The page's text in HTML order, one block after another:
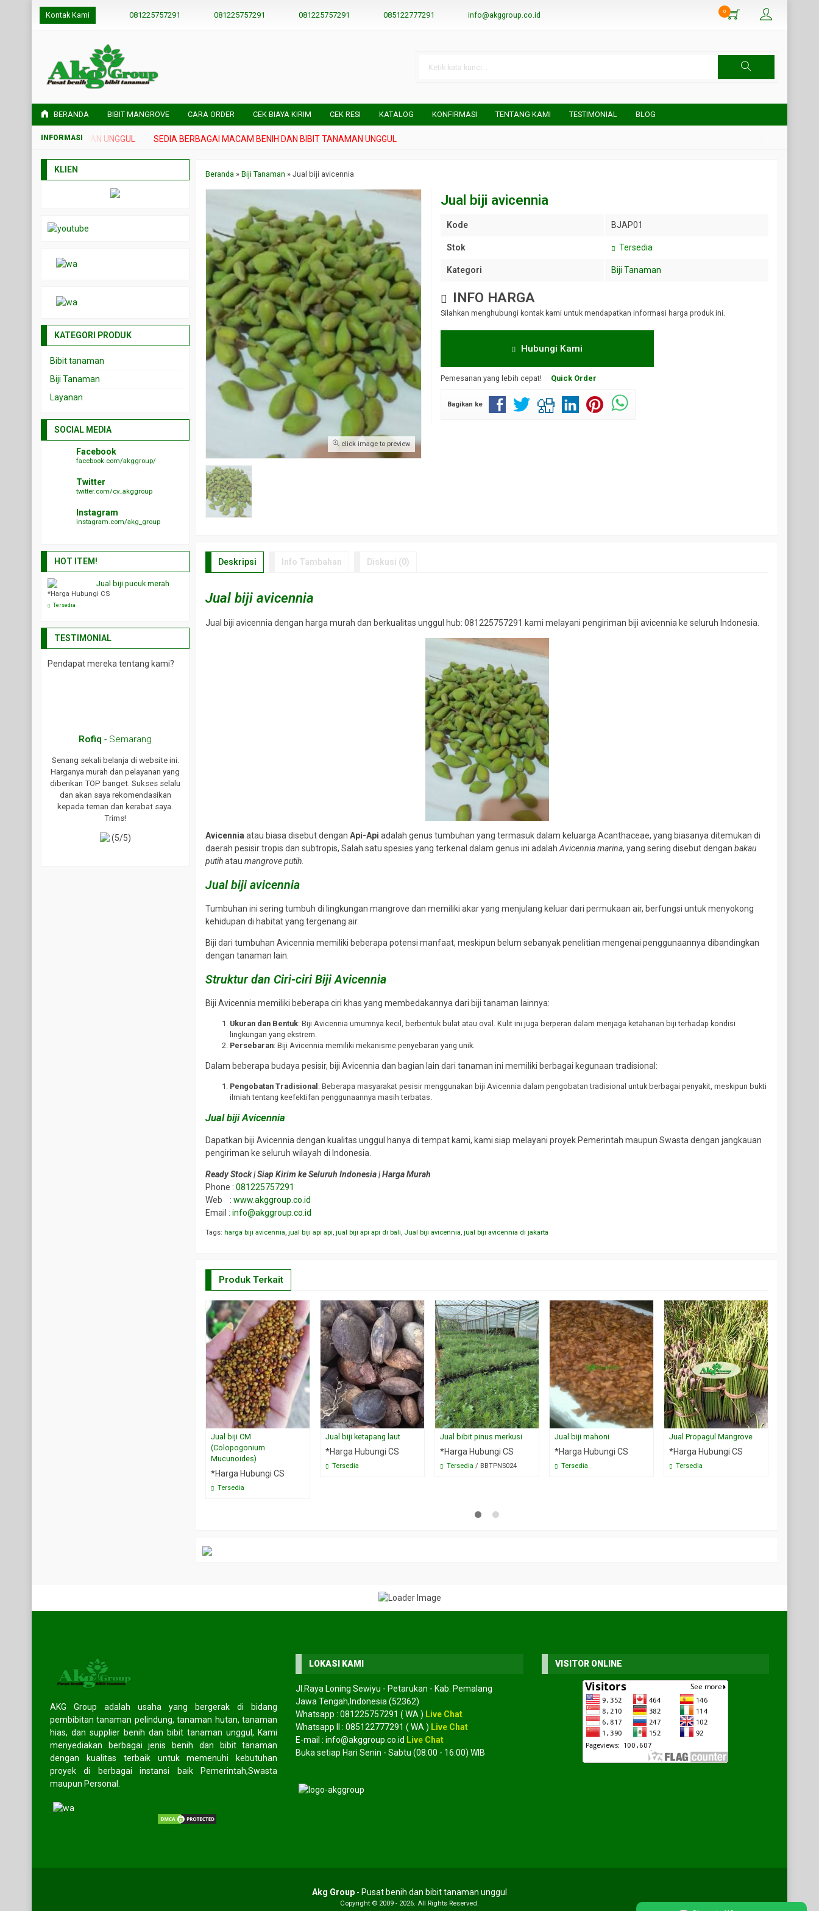
Kontak Kami 081225757291 081225757291 081225757291 085122777291 info@akggroup.co.id 0
BERANDA BIBIT MANGROVE CARA ORDER CEK BIAYA KIRIM CEK RESI KATALOG KONFIRMASI TENTANG KAMI TESTIMONIAL BLOG
BIBIT TANAMAN UNGGUL SEDIA BERBAGAI MACAM BENIH DAN BIBIT TANAMAN UNGGUL
Beranda »Biji Tanaman »Jual biji avicennia
click image to preview
Jual biji avicennia
Kode BJAP01
Stok Tersedia
Kategori Biji Tanaman
INFO HARGA
Silahkan menghubungi kontak kami untuk mendapatkan informasi harga produk ini.
Hubungi Kami
Pemesanan yang lebih cepat! Quick Order
Bagikan ke
Deskripsi Info Tambahan Diskusi (0)
Jual biji avicennia
Jual biji avicennia dengan harga murah dan berkualitas unggul hub: 081225757291 kami melayani pengiriman biji avicennia ke seluruh Indonesia.
Avicennia atau biasa disebut denganApi-Api adalah genus tumbuhan yang termasuk dalam keluarga Acanthaceae, yang biasanya ditemukan di
daerah pesisir tropis dan subtropis, Salah satu spesies yang terkenal dalam genus ini adalahAvicennia marina, yang sering disebut denganbakau
putihataumangrove putih
Jual biji avicennia
Tumbuhan ini sering tumbuh di lingkungan mangrove dan memiliki akar yang menjulang keluar dari permukaan air, berfungsi untuk menyokong
kehidupan di habitat yang tergenang air.
Biji dari tumbuhan Avicennia memiliki beberapa potensi manfaat, meskipun belum sebanyak penelitian mengenai penggunaannya dibandingkan
dengan tanaman lain.
Struktur dan Ciri-ciri Biji Avicennia
Biji Avicennia memiliki beberapa ciri khas yang membedakannya dari biji tanaman lainnya:
Ukuran dan Bentuk: Biji Avicennia umumnya kecil, berbentuk bulat atau oval. Kulit ini juga berperan dalam menjaga ketahanan biji terhadap kondisi
lingkungan yang ekstrem.
Persebaran: Biji Avicennia memiliki mekanisme penyebaran yang unik.
Dalam beberapa budaya pesisir, biji Avicennia dan bagian lain dari tanaman ini memiliki berbagai kegunaan tradisional:
Pengobatan Tradisional: Beberapa masyarakat pesisir menggunakan biji Avicennia dalam pengobatan tradisional untuk berbagai penyakit, meskipun bukti
ilmiah tentang keefektifan penggunaannya masih terbatas.
Jual biji Avicennia
Dapatkan biji Avicennia dengan kualitas unggul hanya di tempat kami, kami siap melayani proyek Pemerintah maupun Swasta dengan jangkauan
pengiriman ke seluruh wilayah di Indonesia.
Ready Stock | Siap Kirim ke Seluruh Indonesia | Harga Murah
Phone :081225757291
Web :www.akggroup.co.id
Email :info@akggroup.co.id
Tags: harga biji avicennia,jual biji api api,jual biji api api di bali, Jual biji avicennia,jual biji avicennia di jakarta
Produk Terkait
Jual biji CM
(Colopogonium
Mucunoides)
*Harga Hubungi CS
Tersedia
Jual biji ketapang laut
*Harga Hubungi CS
Tersedia
Jual bibit pinus merkusi
*Harga Hubungi CS
Tersedia / BBTPNS024
Jual biji mahoni
*Harga Hubungi CS
Tersedia
Jual Propagul Mangrove
*Harga Hubungi CS
Tersedia
KLIEN
KATEGORI PRODUK
Bibit tanaman
Biji Tanaman
Layanan
SOCIAL MEDIA
Facebook
facebook.com/akggroup/
Twitter
twitter.com/cv_akggroup
Instagram
instagram.com/akg_group
HOT ITEM!
Jual biji pucuk merah
*Harga Hubungi CS
Tersedia
*Harga Hubungi CS
TESTIMONIAL
Pendapat mereka tentang kami?
Rofiq - Semarang
Senang sekali belanja di website ini.
Harganya murah dan pelayanan yang
diberikan TOP banget. Sukses selalu
dan akan saya rekomendasikan
kepada teman dan kerabat saya.
Trims!
(5/5)
AKG Group adalah usaha yang bergerak di bidang
pembibitan tanaman pelindung, tanaman hutan, tanaman
hias, dan supplier benih dan bibit tanaman unggul, Kami
menyediakan berbagai jenis benih dan bibit tanaman
dengan kualitas terbaik untuk memenuhi kebutuhan
proyek di berbagai instansi baik Pemerintah,Swasta
maupun Personal.
LOKASI KAMI
Jl.Raya Loning Sewiyu - Petarukan - Kab. Pemalang
Jawa Tengah,Indonesia (52362)
Whatsapp :081225757291 ( WA ) Live Chat
Whatsapp II :085122777291 ( WA ) Live Chat
E-mail :info@akggroup.co.id Live Chat
Buka setiap Hari Senin - Sabtu (08:00 - 16:00) WIB
VISITOR ONLINE
Akg Group - Pusat benih dan bibit tanaman unggul
Copyright © 2009 - 2026. All Rights Reserved.